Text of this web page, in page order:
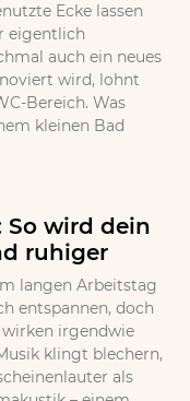
Ecke lassen
eigentlich
auch ein neues
wird, lohnt
Bereich. Was
kleinen Bad
So wird dein
ruhiger
langen Arbeitstag
entspannen, doch
irgendwie
klingt blechern,
als